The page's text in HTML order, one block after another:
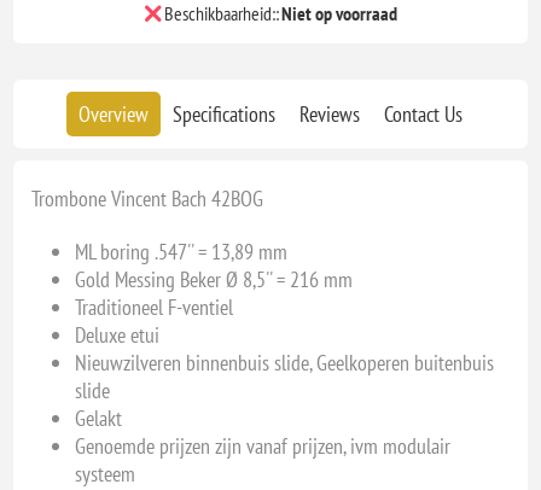
Beschikbaarheid::Niet op voorraad
Overview Specifications Reviews Contact Us
Trombone Vincent Bach 42BOG
ML boring .547'' = 13,89 mm
Gold Messing Beker Ø 8,5'' = 216 mm
Traditioneel F-ventiel
Deluxe etui
Nieuwzilveren binnenbuis slide, Geelkoperen buitenbuis
slide
Gelakt
Genoemde prijzen zijn vanaf prijzen, ivm modulair
systeem